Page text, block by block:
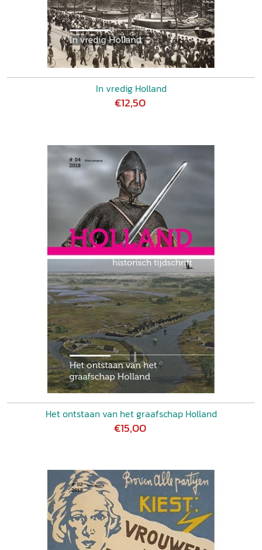
In vredig Holland
€12,50
Het ontstaan van het graafschap Holland
€15,00